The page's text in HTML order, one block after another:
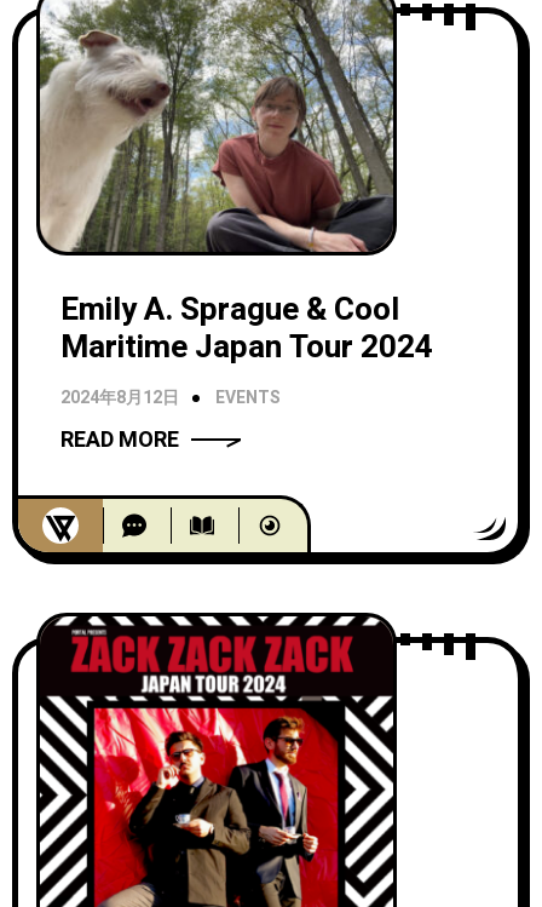
Emily A. Sprague & Cool
Maritime Japan Tour 2024
2024年8月12日 EVENTS
READ MORE